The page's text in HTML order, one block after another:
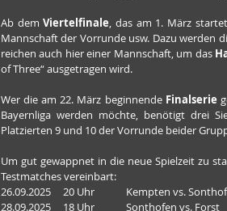
Ab dem Viertelfinale, das am 1. März
Mannschaft der Vorrunde usw. Dazu werden
reichen auch hier einer Mannschaft, um das
of Three“ ausgetragen wird.
Wer die am 22. März beginnende Finalserie
Bayernliga werden möchte, benötigt drei
Platzierten 9 und 10 der Vorrunde beider
Um gut gewappnet in die neue Spielzeit zu
Testmatches vereinbart:
26.09.2025     20 Uhr             Kempten vs.
28.09.2025     18 Uhr             Sonthofen vs. Forst